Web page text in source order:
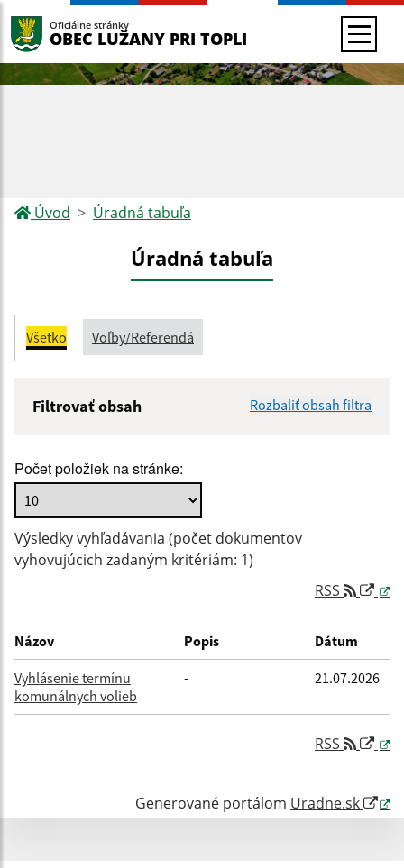
Oficiálne stránky
OBEC LUŽANY PRI TOPLI
Úvod Úradná tabuľa
Úradná tabuľa
Všetko Voľby/Referendá
Filtrovať obsah Rozbaliť obsah filtra
Popis:
Dátum zverejnenia od:
Filtrovať
Počet položiek na stránke:
Výsledky vyhľadávania (počet dokumentov
vyhovujúcich zadaným kritériám: 1)
RSS
Názov Popis Dátum
Vyhlásenie termínu
komunálnych volieb
- 21.07.2026
RSS
Generované portálom Uradne.sk